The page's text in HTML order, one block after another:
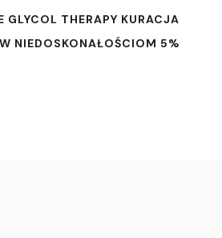
GLYCOL THERAPY KURACJA
NIEDOSKONAŁOŚCIOM 5%